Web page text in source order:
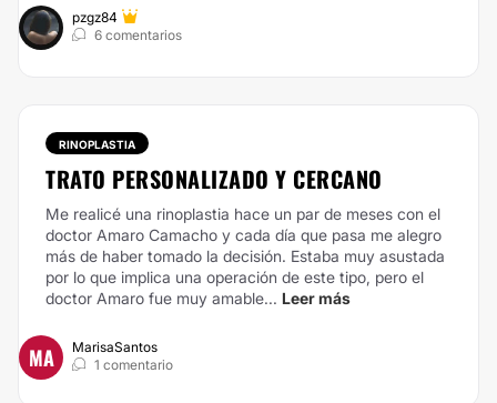
pzgz84
6 comentarios
RINOPLASTIA
TRATO PERSONALIZADO Y CERCANO
Me realicé una rinoplastia hace un par de meses con el
doctor Amaro Camacho y cada día que pasa me alegro
más de haber tomado la decisión. Estaba muy asustada
por lo que implica una operación de este tipo, pero el
doctor Amaro fue muy amable... Leer más
MA
MarisaSantos
1 comentario